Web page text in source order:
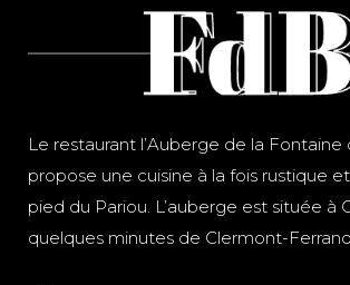
Le restaurant l’Auberge de la
propose une cuisine à la fois rustique
pied du Pariou. L’auberge est située à
quelques minutes de Clermont-